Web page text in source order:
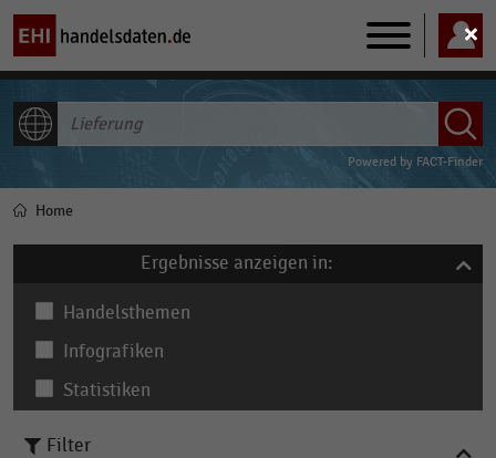
Main
navigation
Powered by FACT-Finder
Pfadnavigation
Home
Ergebnisse anzeigen in:
Handelsthemen
Infografiken
Statistiken
Filter